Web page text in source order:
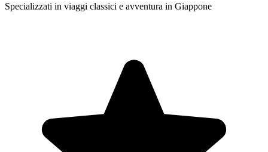
Specializzati in viaggi classici e avventura in Giappone